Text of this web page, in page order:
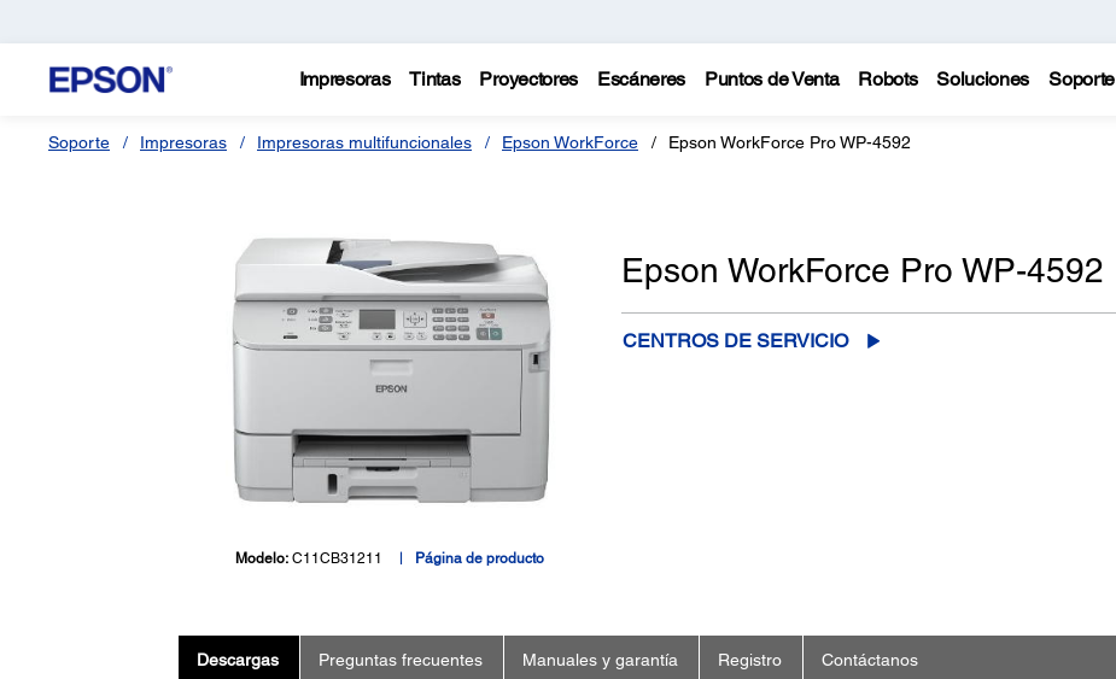
Impresoras Tintas Proyectores Escáneres Puntos de Venta Robots Soluciones Soporte
Soporte Impresoras Impresoras multifuncionales Epson WorkForce Epson WorkForce Pro WP-4592
Modelo: C11CB31211 Página de producto
Epson WorkForce Pro WP-4592
CENTROS DE SERVICIO
Descargas Preguntas frecuentes Manuales y garantía Registro Contáctanos